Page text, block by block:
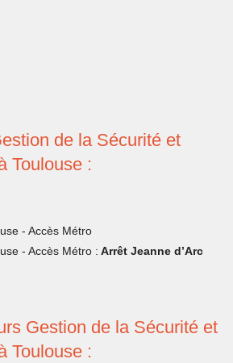
de la Sécurité et
Toulouse :
: Arrêt Jeanne d’Arc
Gestion de la Sécurité et
Toulouse :